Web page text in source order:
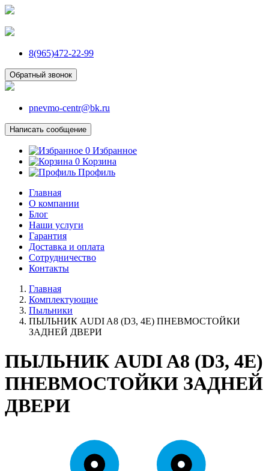
8(965)472-22-99
Обратный звонок
pnevmo-centr@bk.ru
Написать сообщение
0 Избранное
0 Корзина
Профиль
Главная
О компании
Блог
Наши услуги
Гарантия
Доставка и оплата
Сотрудничество
Контакты
Главная
Комплектующие
Пыльники
ПЫЛЬНИК AUDI A8 (D3, 4E) ПНЕВМОСТОЙКИ
ЗАДНЕЙ ДВЕРИ
ПЫЛЬНИК AUDI A8 (D3, 4E)
ПНЕВМОСТОЙКИ ЗАДНЕЙ
ДВЕРИ